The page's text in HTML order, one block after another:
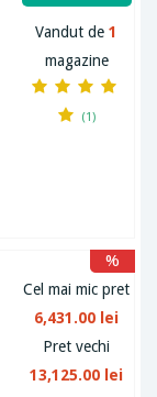
Vandut de1
magazine
(1)
Cel mai mic pret
6,431.00 lei
Pret vechi
13,125.00 lei
%